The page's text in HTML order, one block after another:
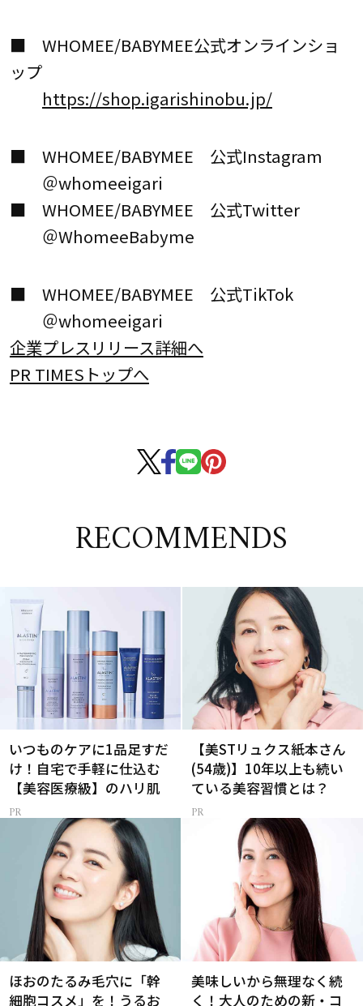
■ WHOMEE/BABYMEE公式オンラインショ
ップ
https://shop.igarishinobu.jp/
■ WHOMEE/BABYMEE 公式Instagram
＠whomeeigari
■ WHOMEE/BABYMEE 公式Twitter
＠WhomeeBabyme
■ WHOMEE/BABYMEE 公式TikTok
＠whomeeigari
企業プレスリリース詳細へ
PR TIMESトップへ
RECOMMENDS
いつものケアに1品足すだ
け！自宅で手軽に仕込む
【美容医療級】のハリ肌
【美STリュクス紙本さん
(54歳)】10年以上も続い
ている美容習慣とは？
ほおのたるみ毛穴に「幹
細胞コスメ」を！うるお
美味しいから無理なく続
く！大人のための新・コ